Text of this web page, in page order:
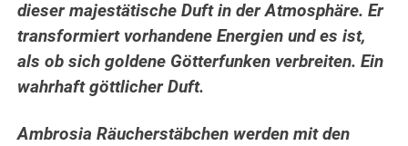
dieser majestätische Duft in der Atmosphäre. Er
transformiert vorhandene Energien und es ist,
als ob sich goldene Götterfunken verbreiten. Ein
wahrhaft göttlicher Duft.
Ambrosia Räucherstäbchen werden mit den